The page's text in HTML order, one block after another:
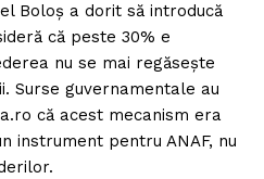
Boloș a dorit să introducă
că peste 30% e
nu se mai regăsește
Surse guvernamentale au
că acest mecanism era
instrument pentru ANAF, nu